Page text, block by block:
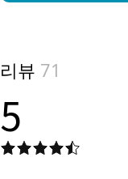
리뷰 71
5